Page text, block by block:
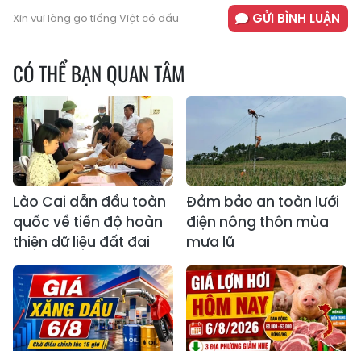
Xin vui lòng gõ tiếng Việt có dấu GỬI BÌNH LUẬN
CÓ THỂ BẠN QUAN TÂM
Lào Cai dẫn đầu toàn
quốc về tiến độ hoàn
thiện dữ liệu đất đai
Đảm bảo an toàn lưới
điện nông thôn mùa
mưa lũ